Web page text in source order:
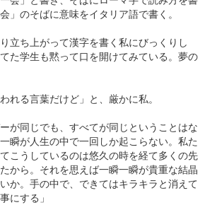
」のそばに意味をイタリア語で書く。
立ち上がって漢字を書く私にびっくりし
た学生も黙って口を開けてみている。夢の
れる言葉だけど」と、厳かに私。
が同じでも、すべてが同じということはな
瞬が人生の中で一回しか起こらない。私た
こうしているのは悠久の時を経て多くの先
から。それを思えば一瞬一瞬が貴重な結晶
か。手の中で、できてはキラキラと消えて
にする」